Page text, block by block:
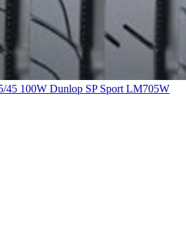
100W Dunlop SP Sport LM705W